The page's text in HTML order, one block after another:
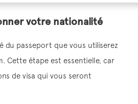
votre nationalité
du passeport que vous utiliserez
Cette étape est essentielle, car
de visa qui vous seront